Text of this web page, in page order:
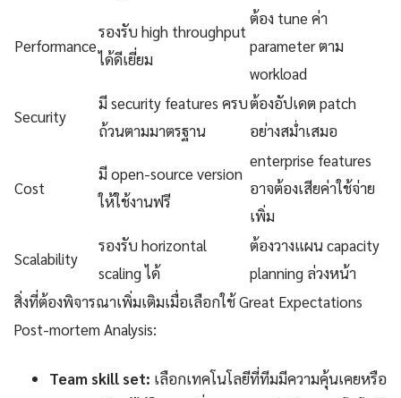
Performance
รองรับ high throughput
ได้ดีเยี่ยม
ต้อง tune ค่า
parameter ตาม
workload
Security
มี security features ครบ
ถ้วนตามมาตรฐาน
ต้องอัปเดต patch
อย่างสม่ำเสมอ
Cost
มี open-source version
ให้ใช้งานฟรี
enterprise features
อาจต้องเสียค่าใช้จ่าย
เพิ่ม
Scalability
รองรับ horizontal
scaling ได้
ต้องวางแผน capacity
planning ล่วงหน้า
สิ่งที่ต้องพิจารณาเพิ่มเติมเมื่อเลือกใช้ Great Expectations
Post-mortem Analysis:
Team skill set: เลือกเทคโนโลยีที่ทีมมีความคุ้นเคยหรือ